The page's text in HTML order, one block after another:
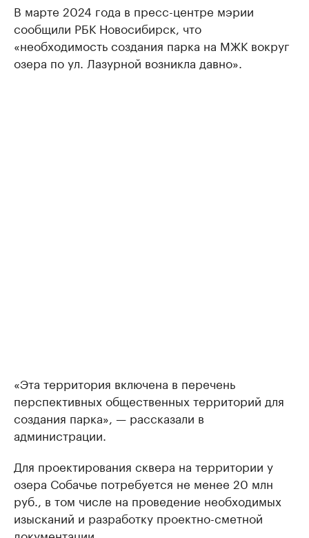
В марте 2024 года в пресс-центре мэрии
сообщили РБК Новосибирск, что
«необходимость создания парка на МЖК вокруг
озера по ул. Лазурной возникла давно».
«Эта территория включена в перечень
перспективных общественных территорий для
создания парка», — рассказали в
администрации.
Для проектирования сквера на территории у
озера Собачье потребуется не менее 20 млн
руб., в том числе на проведение необходимых
изысканий и разработку проектно-сметной